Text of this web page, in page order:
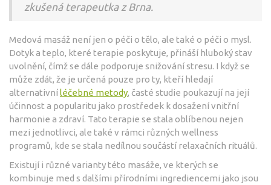
zkušená terapeutka z Brna.
Medová masáž není jen o péči o tělo, ale také o péči o mysl.
Dotyk a teplo, které terapie poskytuje, přináší hluboký stav
uvolnění, čímž se dále podporuje snižování stresu. I když se
může zdát, že je určená pouze pro ty, kteří hledají
alternativníléčebné metody, časté studie poukazují na její
účinnost a popularitu jako prostředek k dosažení vnitřní
harmonie a zdraví. Tato terapie se stala oblíbenou nejen
mezi jednotlivci, ale také v rámci různých wellness
programů, kde se stala nedílnou součástí relaxačních rituálů.
Existují i různé varianty této masáže, ve kterých se
kombinuje med s dalšími přírodními ingrediencemi jako jsou